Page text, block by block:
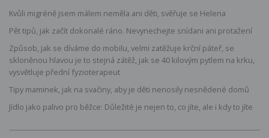
Kvůli migréně jsem málem neměla ani děti, svěřuje se Helena
Pět tipů, jak začít dokonalé ráno. Nevynechejte snídani ani protažení
Způsob, jak se díváme do mobilu, velmi zatěžuje krční páteř, se
skloněnou hlavou je to stejná zátěž, jak se 40 kilovým pytlem na krku,
vysvětluje přední fyzioterapeut
Tipy maminek, jak na svačiny, aby je děti nenosily nesnědené domů
Jídlo jako palivo pro běžce: Důležité je nejen to, co jíte, ale i kdy to jíte